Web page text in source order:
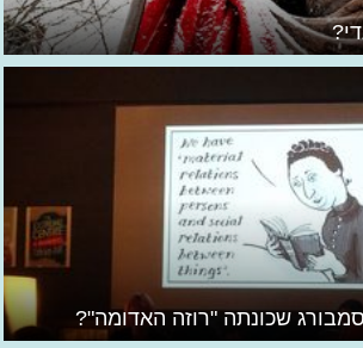
שכונתה "רוזה האדומה"?